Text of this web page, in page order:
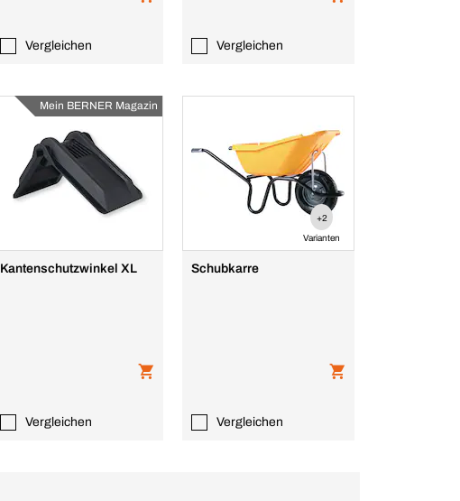
Vergleichen Vergleichen
Mein BERNER Magazin
Kantenschutzwinkel XL
Vergleichen
+2
Varianten
Schubkarre
Vergleichen